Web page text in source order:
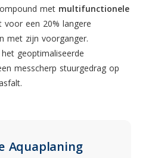
met multifunctionele
voor een 20% langere
met zijn voorganger.
geoptimaliseerde
messcherp stuurgedrag op
Aquaplaning